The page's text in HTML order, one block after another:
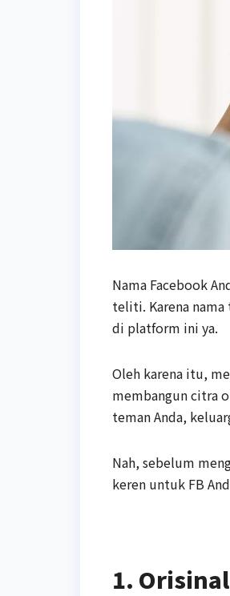
Nama Facebook
teliti. Karena nama
di platform ini ya.
Oleh karena itu,
membangun citra
teman Anda,
Nah, sebelum
keren untuk FB
1.